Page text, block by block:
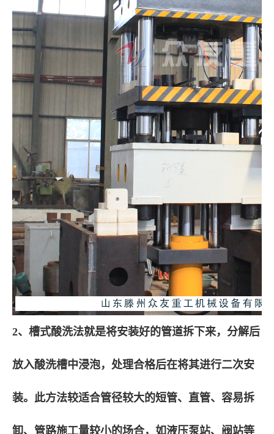
2、槽式酸洗法就是将安装好的管道拆下来，分解后
放入酸洗槽中浸泡，处理合格后在将其进行二次安
装。此方法较适合管径较大的短管、直管、容易拆
卸、管路施工量较小的场合，如液压泵站、阀站等